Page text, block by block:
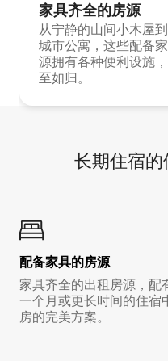
家具齐全的房源
从宁静的山间小木屋
城市公寓，这些配备
源拥有各种便利设施
至如归。
长期住宿
配备家具的房源
家具齐全的出租房源，配
一个月或更长时间的住宿
房的完美方案。